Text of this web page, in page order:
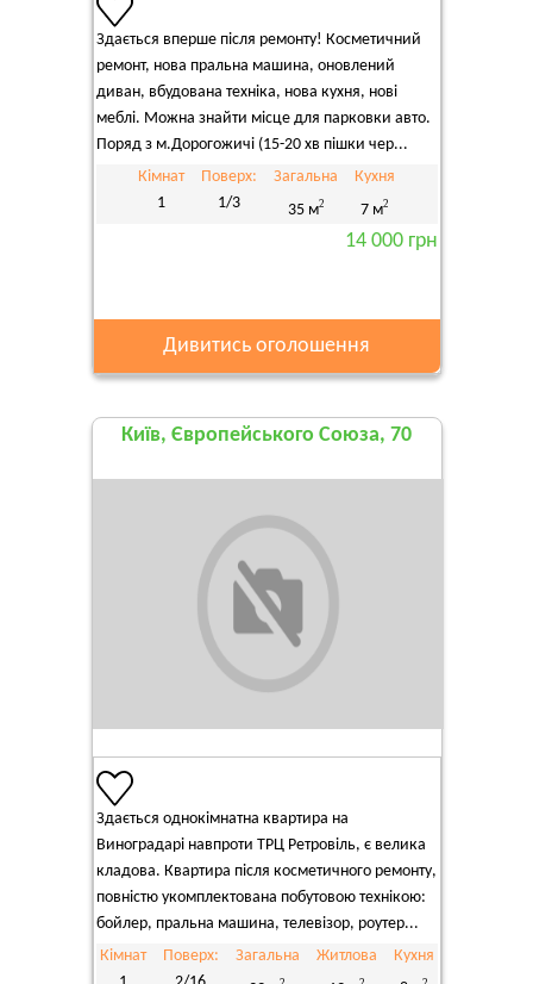
Здається вперше після ремонту! Косметичний
ремонт, нова пральна машина, оновлений
диван, вбудована техніка, нова кухня, нові
меблі. Можна знайти місце для парковки авто.
Поряд з м.Дорогожичі (15-20 хв пішки чер...
Кімнат
1
Поверх:
1/3
Загальна
35 м2
Кухня
7 м2
14 000 грн
Дивитись оголошення
Київ, Європейського Союза, 70
Здається однокімнатна квартира на
Виноградарі навпроти ТРЦ Ретровіль, є велика
кладова. Квартира після косметичного ремонту,
повністю укомплектована побутовою технікою:
бойлер, пральна машина, телевізор, роутер...
Кімнат
Поверх:
Загальна
Житлова
Кухня